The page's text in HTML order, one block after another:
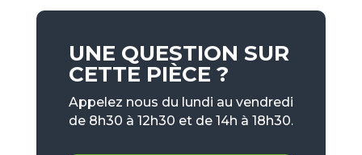
UNE QUESTION SUR
CETTE PIÈCE ?
Appelez nous du lundi au vendredi
de 8h30 à 12h30 et de 14h à 18h30.